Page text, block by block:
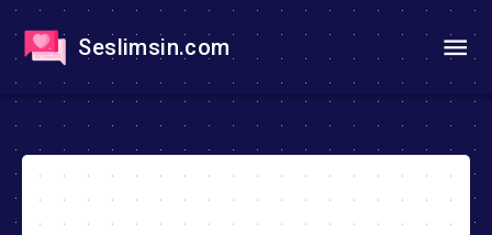
Seslimsin.com